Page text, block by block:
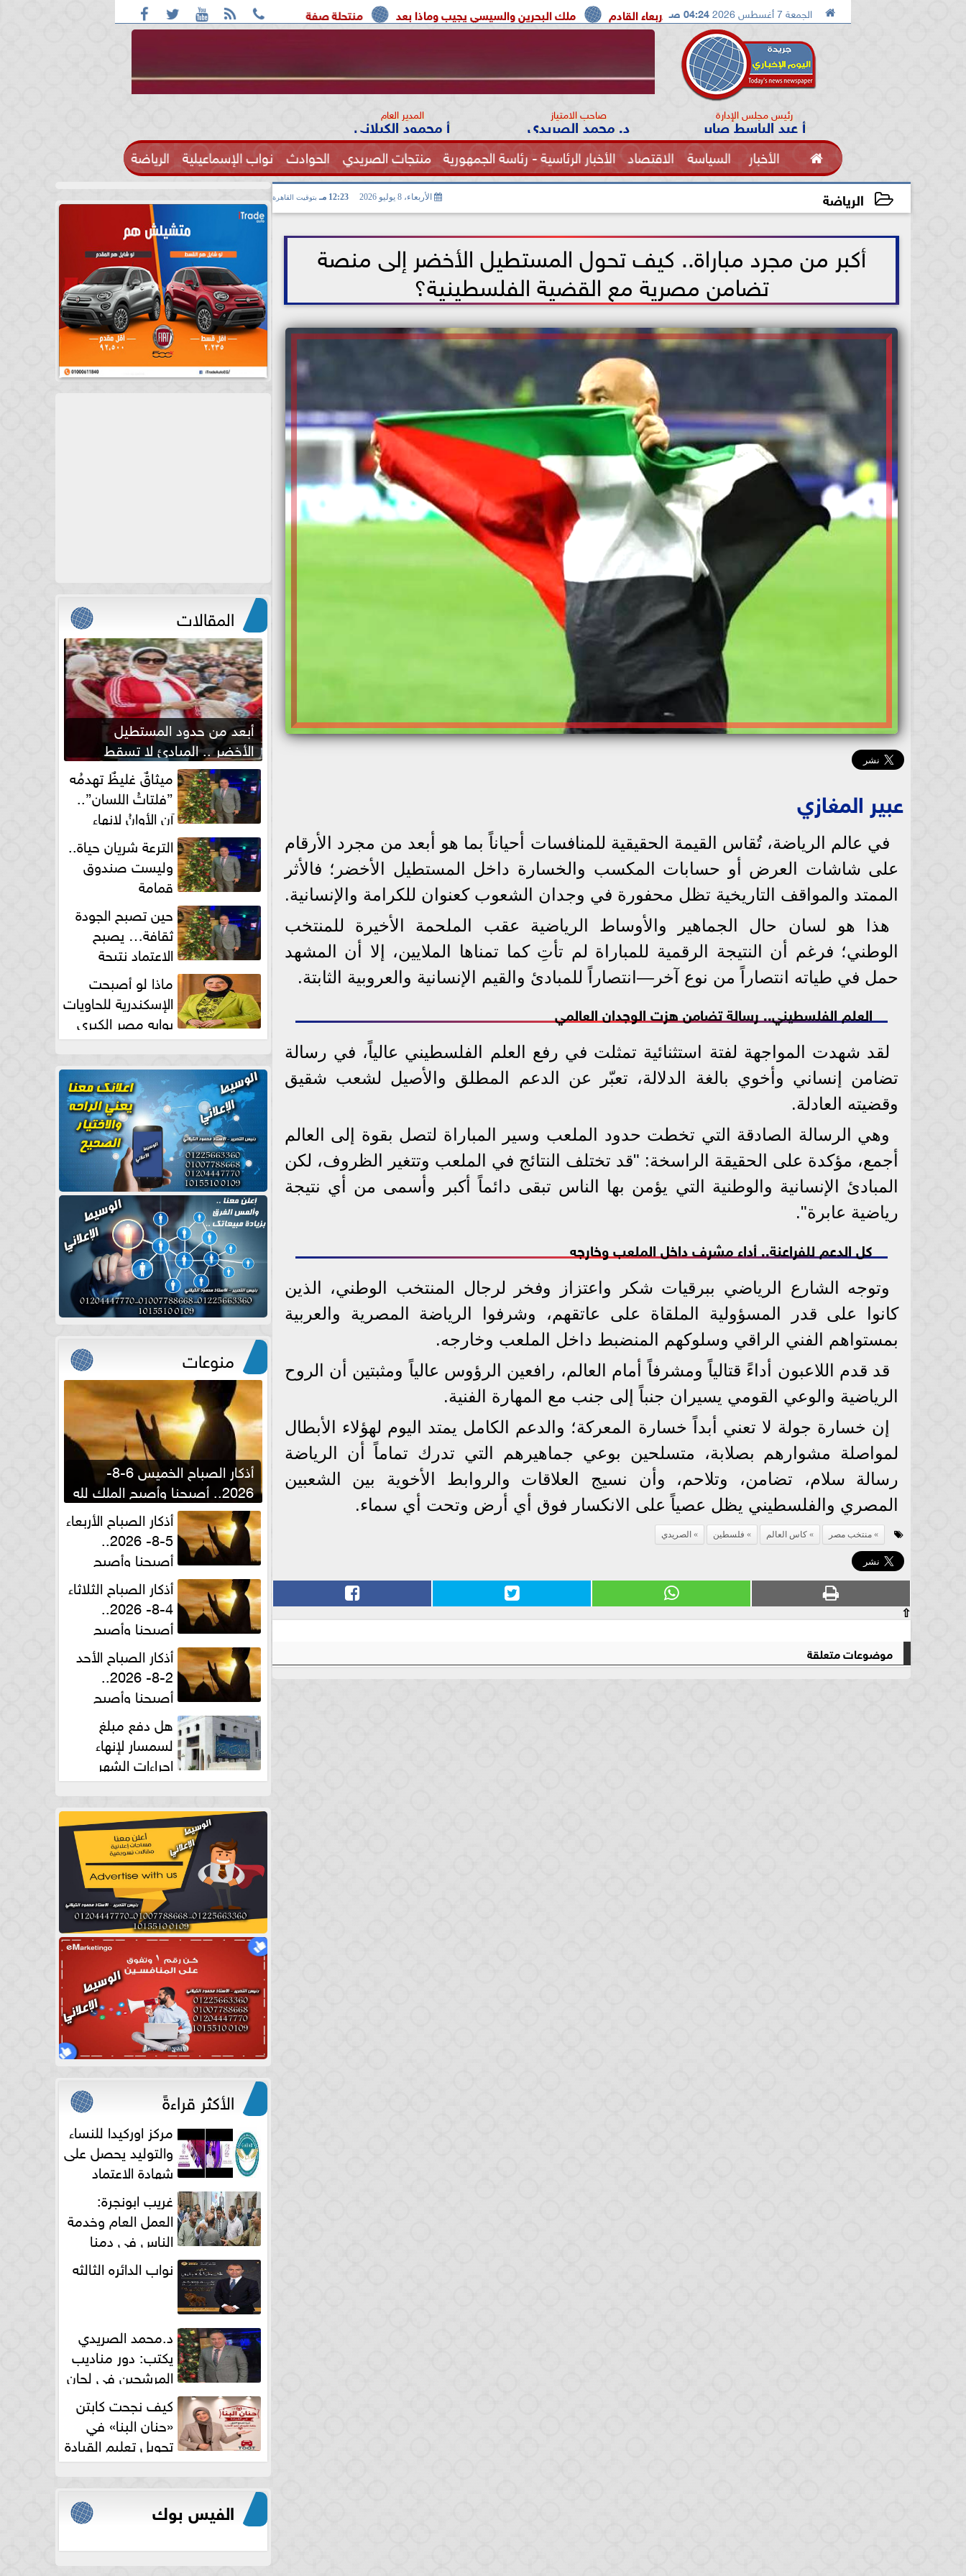
      الجمعة 7 أغسطس 2026 04:24 صـ منتحلة صفة صحفية تعترف: واقعة التحرش مزعومة بسبب خلافات على الأجرة ملك البحرين والسيسي يجيب وماذا بعد تستضيف معسكرًا مغلقًا للإسماعيلي الاربعاء القادم
رئيس مجلس الإدارة
أ عبد الباسط صابر صاحب الامتياز
د. محمد الصريدي المدير العام
أ محمود الكيلاني
 الأخبار السياسة الاقتصاد الأخبار الرئاسية - رئاسة الجمهورية منتجات الصريدي الحوادث نواب الإسماعيلية الرياضة
الفنون الصحة الرياضة الأربعاء، 8 يوليو 2026 12:23 مـ بتوقيت القاهرة
أكبر من مجرد مباراة.. كيف تحول المستطيل الأخضر إلى منصة
تضامن مصرية مع القضية الفلسطينية؟
عبير المغازي
في عالم الرياضة، تُقاس القيمة الحقيقية للمنافسات أحياناً بما هو أبعد من مجرد الأرقام
على شاشات العرض أو حسابات المكسب والخسارة داخل المستطيل الأخضر؛ فالأثر
الممتد والمواقف التاريخية تظل محفورة في وجدان الشعوب كعنوان للكرامة والإنسانية.
هذا هو لسان حال الجماهير والأوساط الرياضية عقب الملحمة الأخيرة للمنتخب
الوطني؛ فرغم أن النتيجة الرقمية للمباراة لم تأتِ كما تمناها الملايين، إلا أن المشهد
حمل في طياته انتصاراً من نوع آخر—انتصاراً للمبادئ والقيم الإنسانية والعروبية الثابتة.
العلم الفلسطيني.. رسالة تضامن هزت الوجدان العالمي
لقد شهدت المواجهة لفتة استثنائية تمثلت في رفع العلم الفلسطيني عالياً، في رسالة
تضامن إنساني وأخوي بالغة الدلالة، تعبّر عن الدعم المطلق والأصيل لشعب شقيق
وقضيته العادلة.
وهي الرسالة الصادقة التي تخطت حدود الملعب وسير المباراة لتصل بقوة إلى العالم
أجمع، مؤكدة على الحقيقة الراسخة: "قد تختلف النتائج في الملعب وتتغير الظروف، لكن
المبادئ الإنسانية والوطنية التي يؤمن بها الناس تبقى دائماً أكبر وأسمى من أي نتيجة
رياضية عابرة".
كل الدعم للفراعنة.. أداء مشرف داخل الملعب وخارجه
وتوجه الشارع الرياضي ببرقيات شكر واعتزاز وفخر لرجال المنتخب الوطني، الذين
كانوا على قدر المسؤولية الملقاة على عاتقهم، وشرفوا الرياضة المصرية والعربية
بمستواهم الفني الراقي وسلوكهم المنضبط داخل الملعب وخارجه.
قد قدم اللاعبون أداءً قتالياً ومشرفاً أمام العالم، رافعين الرؤوس عالياً ومثبتين أن الروح
الرياضية والوعي القومي يسيران جنباً إلى جنب مع المهارة الفنية.
إن خسارة جولة لا تعني أبداً خسارة المعركة؛ والدعم الكامل يمتد اليوم لهؤلاء الأبطال
لمواصلة مشوارهم بصلابة، متسلحين بوعي جماهيرهم التي تدرك تماماً أن الرياضة
رسالة سلام، تضامن، وتلاحم، وأن نسيج العلاقات والروابط الأخوية بين الشعبين
المصري والفلسطيني يظل عصياً على الانكسار فوق أي أرض وتحت أي سماء.
منتخب مصر كاس العالم فلسطين الصريدي
⇧
موضوعات متعلقة
المقالات
أبعد من حدود المستطيل
الأخضر .. المبادئ لا تسقط
بصفارة الحكم ميثاقٌ غليظٌ تهدمُه
”فلتاتُ اللسان”..
آن الأوانُ لإنهاءِ
فوضى الطلاق الشفهي!الترعة شريان حياة..
وليست صندوق
قمامة
حين تصبح الجودة
ثقافة… يصبح
الاعتماد نتيجة
طبيعية
ماذا لو أصبحت
الإسكندرية للحاويات
بوابه مصر الكبري
للتجارة العالمية بقلم د...
منوعات
أذكار الصباح الخميس 6-8-
2026.. أصبحنا وأصبح الملك لله
والحمد لله
أذكار الصباح الأربعاء
5-8- 2026..
أصبحنا وأصبح
الملك لله والحمد للهأذكار الصباح الثلاثاء
4-8- 2026..
أصبحنا وأصبح
الملك لله والحمد للهأذكار الصباح الأحد
2-8- 2026..
أصبحنا وأصبح
الملك لله والحمد للههل دفع مبلغ
لسمسار لإنهاء
إجراءات الشهر
العقارى حلال؟.. أمين الفتوى يجيب
الأكثر قراءةً
مركز اوركيدا للنساء
والتوليد يحصل على
شهادة الاعتماد
الكامل
غريب ابونجرة:
العمل العام وخدمة
الناس فى دمنا
نواب الدائره الثالثه
د.محمد الصريدي
يكتب: دور مناديب
المرشحين في لجان
الانتخابات
كيف نجحت كابتن
«حنان البنا» في
تحويل تعليم القيادة
النسائية من خوف...
الفيس بوك